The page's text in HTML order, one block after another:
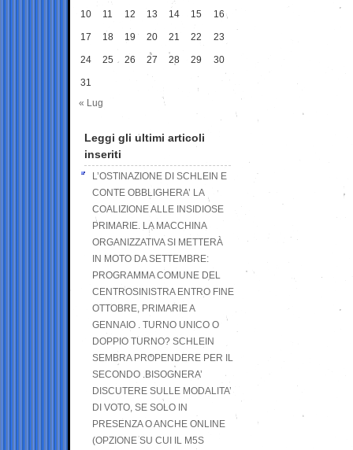
10 11 12 13 14 15 16
17 18 19 20 21 22 23
24 25 26 27 28 29 30
31
« Lug
Leggi gli ultimi articoli
inseriti
L’OSTINAZIONE DI SCHLEIN E
CONTE OBBLIGHERA’ LA
COALIZIONE ALLE INSIDIOSE
PRIMARIE. LA MACCHINA
ORGANIZZATIVA SI METTERÀ
IN MOTO DA SETTEMBRE:
PROGRAMMA COMUNE DEL
CENTROSINISTRA ENTRO FINE
OTTOBRE, PRIMARIE A
GENNAIO . TURNO UNICO O
DOPPIO TURNO? SCHLEIN
SEMBRA PROPENDERE PER IL
SECONDO .BISOGNERA’
DISCUTERE SULLE MODALITA’
DI VOTO, SE SOLO IN
PRESENZA O ANCHE ONLINE
(OPZIONE SU CUI IL M5S